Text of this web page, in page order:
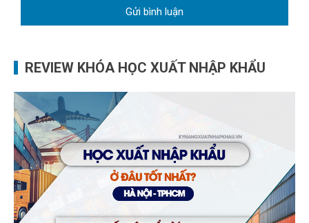
REVIEW KHÓA HỌC XUẤT NHẬP KHẨU